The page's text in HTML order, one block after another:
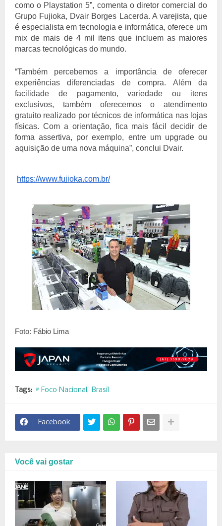
como o Playstation 5”, comenta o diretor comercial do
Grupo Fujioka, Dvair Borges Lacerda. A varejista, que
é especialista em tecnologia e informática, oferece um
mix de mais de 4 mil itens que incluem as maiores
marcas tecnológicas do mundo.
“Também percebemos a importância de oferecer
experiências diferenciadas de compra. Além da
facilidade de pagamento, variedade ou itens
exclusivos, também oferecemos o atendimento
gratuito realizado por técnicos de informática nas lojas
físicas. Com a orientação, fica mais fácil decidir de
forma assertiva, por exemplo, entre um upgrade ou
aquisição de uma nova máquina”, conclui Dvair.
https://www.fujioka.com.br/
Foto: Fábio Lima
Tags: # Foco Nacional Brasil
Facebook
Você vai gostar